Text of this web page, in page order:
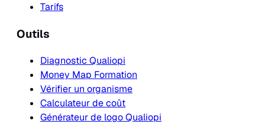
Tarifs
Outils
Diagnostic Qualiopi
Money Map Formation
Vérifier un organisme
Calculateur de coût
Générateur de logo Qualiopi